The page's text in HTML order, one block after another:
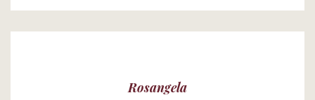
Rosangela